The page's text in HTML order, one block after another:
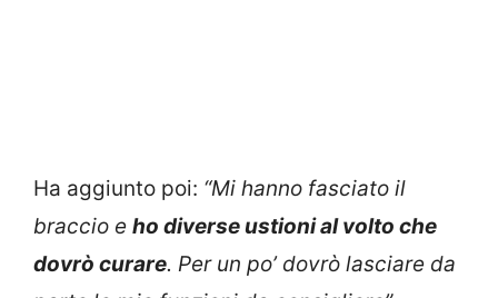
Ha aggiunto poi: “Mi hanno fasciato il
braccio e ho diverse ustioni al volto che
dovrò curare. Per un po’ dovrò lasciare da